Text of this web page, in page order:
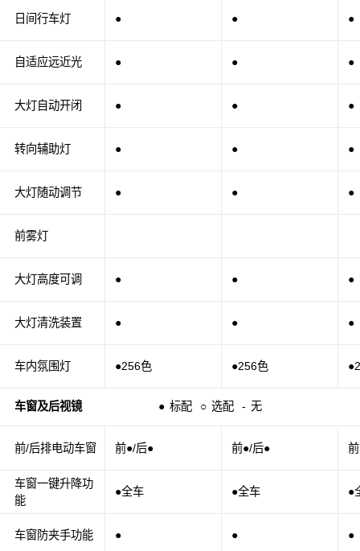
日间行车灯
自适应远近光
大灯自动开闭
转向辅助灯
大灯随动调节
前雾灯
大灯高度可调
大灯清洗装置
车内氛围灯
车窗及后视镜 ● 标配 ○ 选配 - 无
前/后排电动车窗
车窗一键升降功
能
车窗防夹手功能
● ● ●
● ● ●
● ● ●
● ● ●
● ● ●
● ● ●
● ● ●
●256色 ●256色
前●/后● 前●/后●
●全车 ●全车 ●
● ● ●